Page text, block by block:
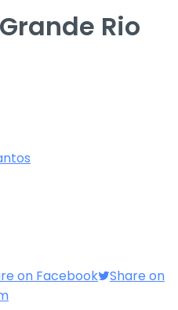
Rio
on Facebook
Share on